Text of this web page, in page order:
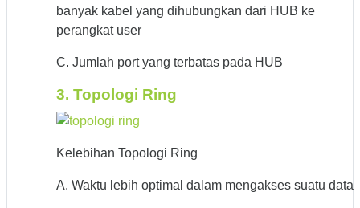
banyak kabel yang dihubungkan dari HUB ke
perangkat user
C. Jumlah port yang terbatas pada HUB
3. Topologi Ring
Kelebihan Topologi Ring
A. Waktu lebih optimal dalam mengakses suatu data